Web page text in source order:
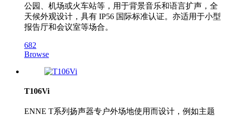
公园、机场或火车站等，用于背景音乐和语言扩声，全
天候外观设计，具有 IP56 国际标准认证。亦适用于小型
报告厅和会议室等场合。
682
Browse
T106Vi
ENNE T系列扬声器专户外场地使用而设计，例如主题